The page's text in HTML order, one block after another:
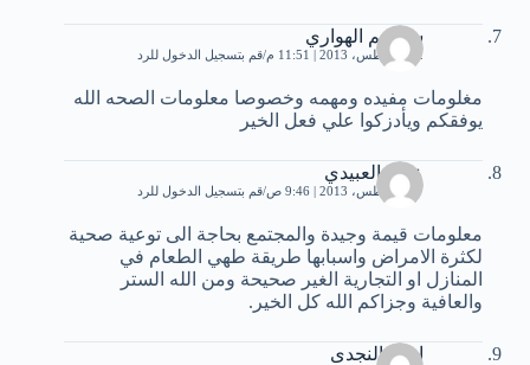
سمسم الهواري
12 أغسطس، 2013 | 11:51 م قم بتسجيل الدخول للرد
مغلومات مفيده ومهمه وخصوصا معلومات الصحه الله
يوفقكم ويأدزكوا علي فعل الخير
عمار العبيدي
27 أغسطس، 2013 | 9:46 ص قم بتسجيل الدخول للرد
معلومات قيمة وجيدة والمجتمع بحاجة الى توعية صحية
لكثرة الامراض واسبابها طريقة طهي الطعام في
المنازل او التجارية الغير صحيحة ومن الله الستر
والعافية وجزاكم الله كل الخير.
ايمى النجدى